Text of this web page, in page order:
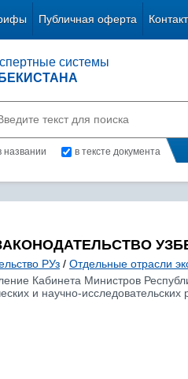
Публичная оферта
системы
названии в тексте документа
РУз / Отдельные отрасли
Кабинета Министров
и научно-исследовательских